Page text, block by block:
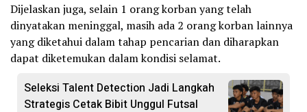
Dijelaskan juga, selain 1 orang korban yang telah
dinyatakan meninggal, masih ada 2 orang korban lainnya
yang diketahui dalam tahap pencarian dan diharapkan
dapat diketemukan dalam kondisi selamat.
Seleksi Talent Detection Jadi Langkah
Strategis Cetak Bibit Unggul Futsal